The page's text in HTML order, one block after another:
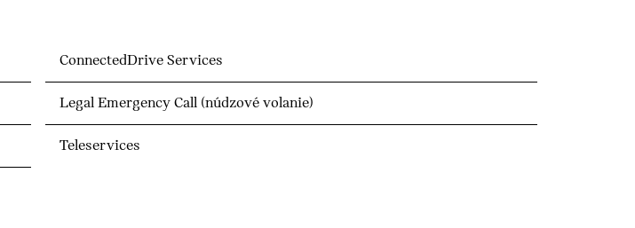
ConnectedDrive Services
Legal Emergency Call (núdzové volanie)
Teleservices